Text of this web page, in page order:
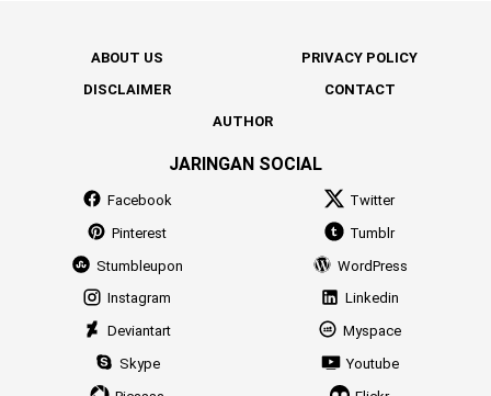
ABOUT US
PRIVACY POLICY
DISCLAIMER
CONTACT
AUTHOR
JARINGAN SOCIAL
Facebook
Twitter
Pinterest
Tumblr
Stumbleupon
WordPress
Instagram
Linkedin
Deviantart
Myspace
Skype
Youtube